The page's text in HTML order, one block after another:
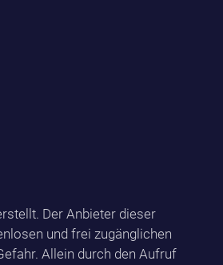
Der Anbieter dieser
und frei zugänglichen
Allein durch den Aufruf